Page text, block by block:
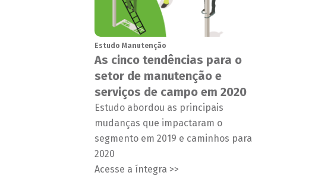
Estudo Manutenção
As cinco tendências para o
setor de manutenção e
serviços de campo em 2020
Estudo abordou as principais
mudanças que impactaram o
segmento em 2019 e caminhos para
2020
Acesse a íntegra >>